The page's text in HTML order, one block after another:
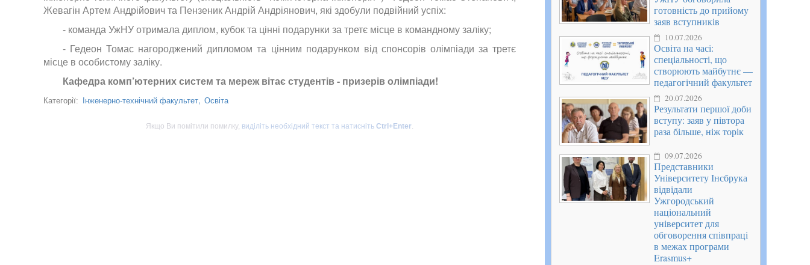
Жевагін Артем Андрійович та Пензеник Андрій Андріянович, які здобули подвійний успіх:
- команда УжНУ отримала диплом, кубок та цінні подарунки за третє місце в командному заліку;
- Гедеон Томас нагороджений дипломом та цінним подарунком від спонсорів олімпіади за третє
місце в особистому заліку.
Кафедра комп’ютерних систем та мереж вітає студентів - призерів олімпіади!
Категорії: Інженерно-технічний факультет, Освіта
Якщо Ви помітили помилку, виділіть необхідний текст та натисніть Ctrl+Enter.
готовність до прийому
заяв вступників
10.07.2026
Освіта на часі:
спеціальності, що
створюють майбутнє —
педагогічний факультет
20.07.2026
Результати першої доби
вступу: заяв у півтора
раза більше, ніж торік
09.07.2026
Представники
Університету Інсбрука
відвідали
Ужгородський
національний
університет для
обговорення співпраці
в межах програми
Erasmus+